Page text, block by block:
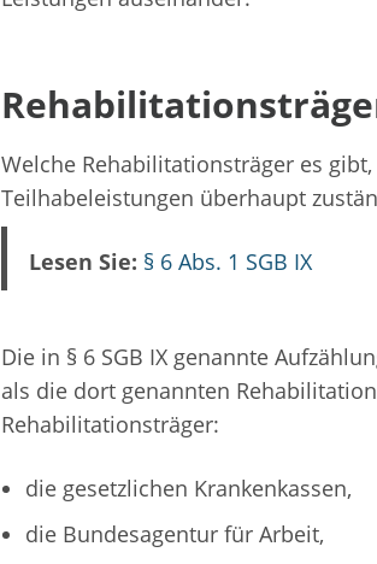
Welche Rehabilitationsträger es
Teilhabeleistungen überhaupt
Lesen Sie: § 6 Abs. 1 SGB IX
Die in § 6 SGB IX genannte
als die dort genannten
Rehabilitationsträger:
die gesetzlichen Krankenkassen,
die Bundesagentur für Arbeit,